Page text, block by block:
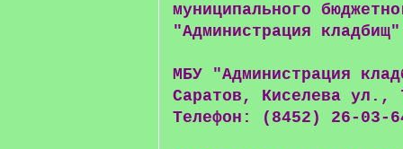
муниципального
"Администрация
МБУ "Администрация
Саратов, Киселева ул.,
Телефон: (8452) 26-03-